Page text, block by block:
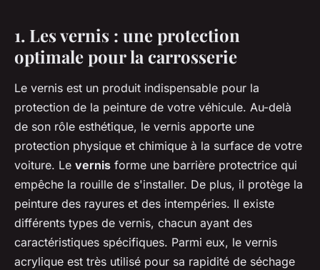
1. Les vernis : une protection
optimale pour la carrosserie
Le vernis est un produit indispensable pour la
protection de la peinture de votre véhicule. Au-delà
de son rôle esthétique, le vernis apporte une
protection physique et chimique à la surface de votre
voiture. Le vernis forme une barrière protectrice qui
empêche la rouille de s'installer. De plus, il protège la
peinture des rayures et des intempéries. Il existe
différents types de vernis, chacun ayant des
caractéristiques spécifiques. Parmi eux, le vernis
acrylique est très utilisé pour sa rapidité de séchage